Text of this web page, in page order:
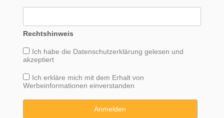
Rechtshinweis
Ich habe die Datenschutzerklärung gelesen und
akzeptiert
Ich erkläre mich mit dem Erhalt von
Werbeinformationen einverstanden